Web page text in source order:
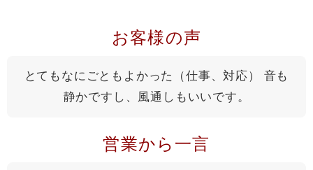
お客様の声
とてもなにごともよかった（仕事、対応） 音も
静かですし、風通しもいいです。
営業から一言